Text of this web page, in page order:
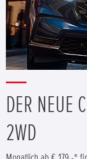
DER NEUE
2WD